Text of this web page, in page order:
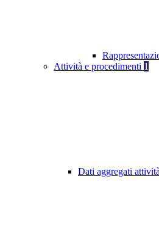
Attività e procedimenti 1
Dati aggregati